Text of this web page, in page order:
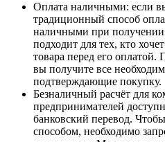
Оплата наличными: если
традиционный способ
наличными при получении
подходит для тех, кто
товара перед его оплатой.
вы получите все
подтверждающие покупку.
Безналичный расчёт для
предпринимателей
банковский перевод.
способом, необходимо